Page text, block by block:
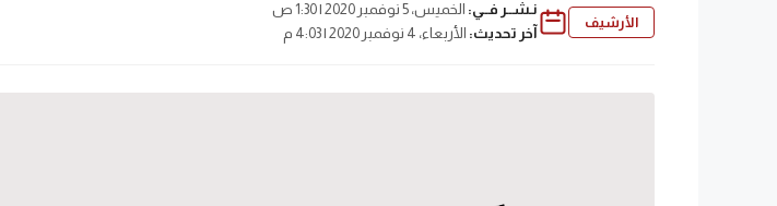
الأرشيف
نـشــر فــي: الخميس، 5 نوفمبر 2020 | 1:30 ص
آخر تحديث: الأربعاء، 4 نوفمبر 2020 | 4:03 م